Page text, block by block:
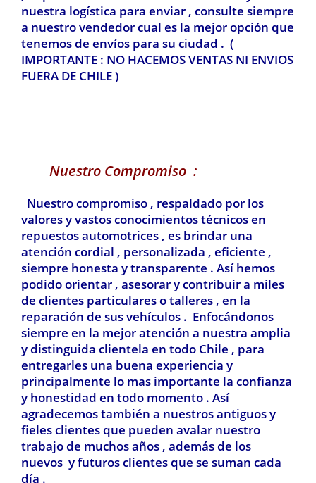
nuestra logística para enviar , consulte siempre
a nuestro vendedor cual es la mejor opción que
tenemos de envíos para su ciudad . (
IMPORTANTE : NO HACEMOS VENTAS NI ENVIOS
FUERA DE CHILE )
Nuestro Compromiso :
Nuestro compromiso , respaldado por los
valores y vastos conocimientos técnicos en
repuestos automotrices , es brindar una
atención cordial , personalizada , eficiente ,
siempre honesta y transparente . Así hemos
podido orientar , asesorar y contribuir a miles
de clientes particulares o talleres , en la
reparación de sus vehículos . Enfocándonos
siempre en la mejor atención a nuestra amplia
y distinguida clientela en todo Chile , para
entregarles una buena experiencia y
principalmente lo mas importante la confianza
y honestidad en todo momento . Así
agradecemos también a nuestros antiguos y
fieles clientes que pueden avalar nuestro
trabajo de muchos años , además de los
nuevos y futuros clientes que se suman cada
día .